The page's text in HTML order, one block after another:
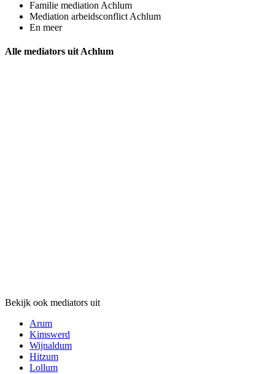
Familie mediation Achlum
Mediation arbeidsconflict Achlum
En meer
Alle mediators uit Achlum
Bekijk ook mediators uit
Arum
Kimswerd
Wijnaldum
Hitzum
Lollum